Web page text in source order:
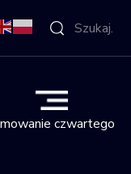
czwartego